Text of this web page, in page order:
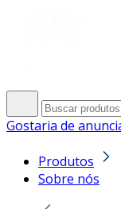
Gostaria de
Produtos
Sobre nós